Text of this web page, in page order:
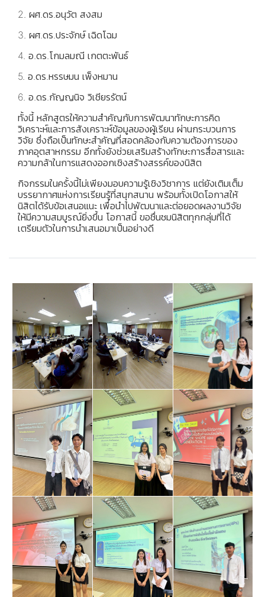
2. ผศ.ดร.อนุวัต สงสม
3. ผศ.ดร.ประจักษ์ เฉิดโฉม
4. อ.ดร.โกมลมณี เกตตะพันธ์
5. อ.ดร.หรรษมน เพ็งหมาน
6. อ.ดร.กัญญนิจ วิเชียรรัตน์
ทั้งนี้ หลักสูตรให้ความสำคัญกับการพัฒนาทักษะการคิด
วิเคราะห์และการสังเคราะห์ข้อมูลของผู้เรียน ผ่านกระบวนการ
วิจัย ซึ่งถือเป็นทักษะสำคัญที่สอดคล้องกับความต้องการของ
ภาคอุตสาหกรรม อีกทั้งยังช่วยเสริมสร้างทักษะการสื่อสารและ
ความกล้าในการแสดงออกเชิงสร้างสรรค์ของนิสิต
กิจกรรมในครั้งนี้ไม่เพียงมอบความรู้เชิงวิชาการ แต่ยังเติมเต็ม
บรรยากาศแห่งการเรียนรู้ที่สนุกสนาน พร้อมทั้งเปิดโอกาสให้
นิสิตได้รับข้อเสนอแนะ เพื่อนำไปพัฒนาและต่อยอดผลงานวิจัย
ให้มีความสมบูรณ์ยิ่งขึ้น โอกาสนี้ ขอชื่นชมนิสิตทุกกลุ่มที่ได้
เตรียมตัวในการนำเสนอมาเป็นอย่างดี